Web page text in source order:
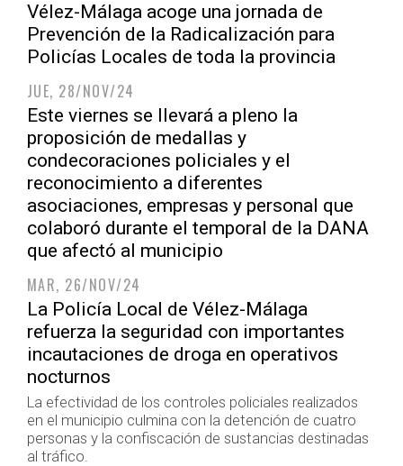
Vélez-Málaga acoge una jornada de
Prevención de la Radicalización para
Policías Locales de toda la provincia
JUE, 28/NOV/24
Este viernes se llevará a pleno la
proposición de medallas y
condecoraciones policiales y el
reconocimiento a diferentes
asociaciones, empresas y personal que
colaboró durante el temporal de la DANA
que afectó al municipio
MAR, 26/NOV/24
La Policía Local de Vélez-Málaga
refuerza la seguridad con importantes
incautaciones de droga en operativos
nocturnos
La efectividad de los controles policiales realizados
en el municipio culmina con la detención de cuatro
personas y la confiscación de sustancias destinadas
al tráfico.